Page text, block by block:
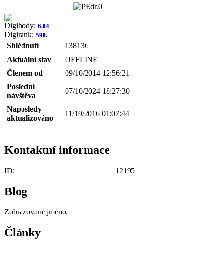
Digibody: 6.04
Digirank: 590.
Shlédnutí
138136
Aktuální stav
OFFLINE
Členem od
09/10/2014 12:56:21
Poslední
návštěva
07/10/2024 18:27:30
Naposledy
aktualizováno
11/19/2016 01:07:44
Kontaktní informace
ID: 12195
Blog
Zobrazované jméno:
Články